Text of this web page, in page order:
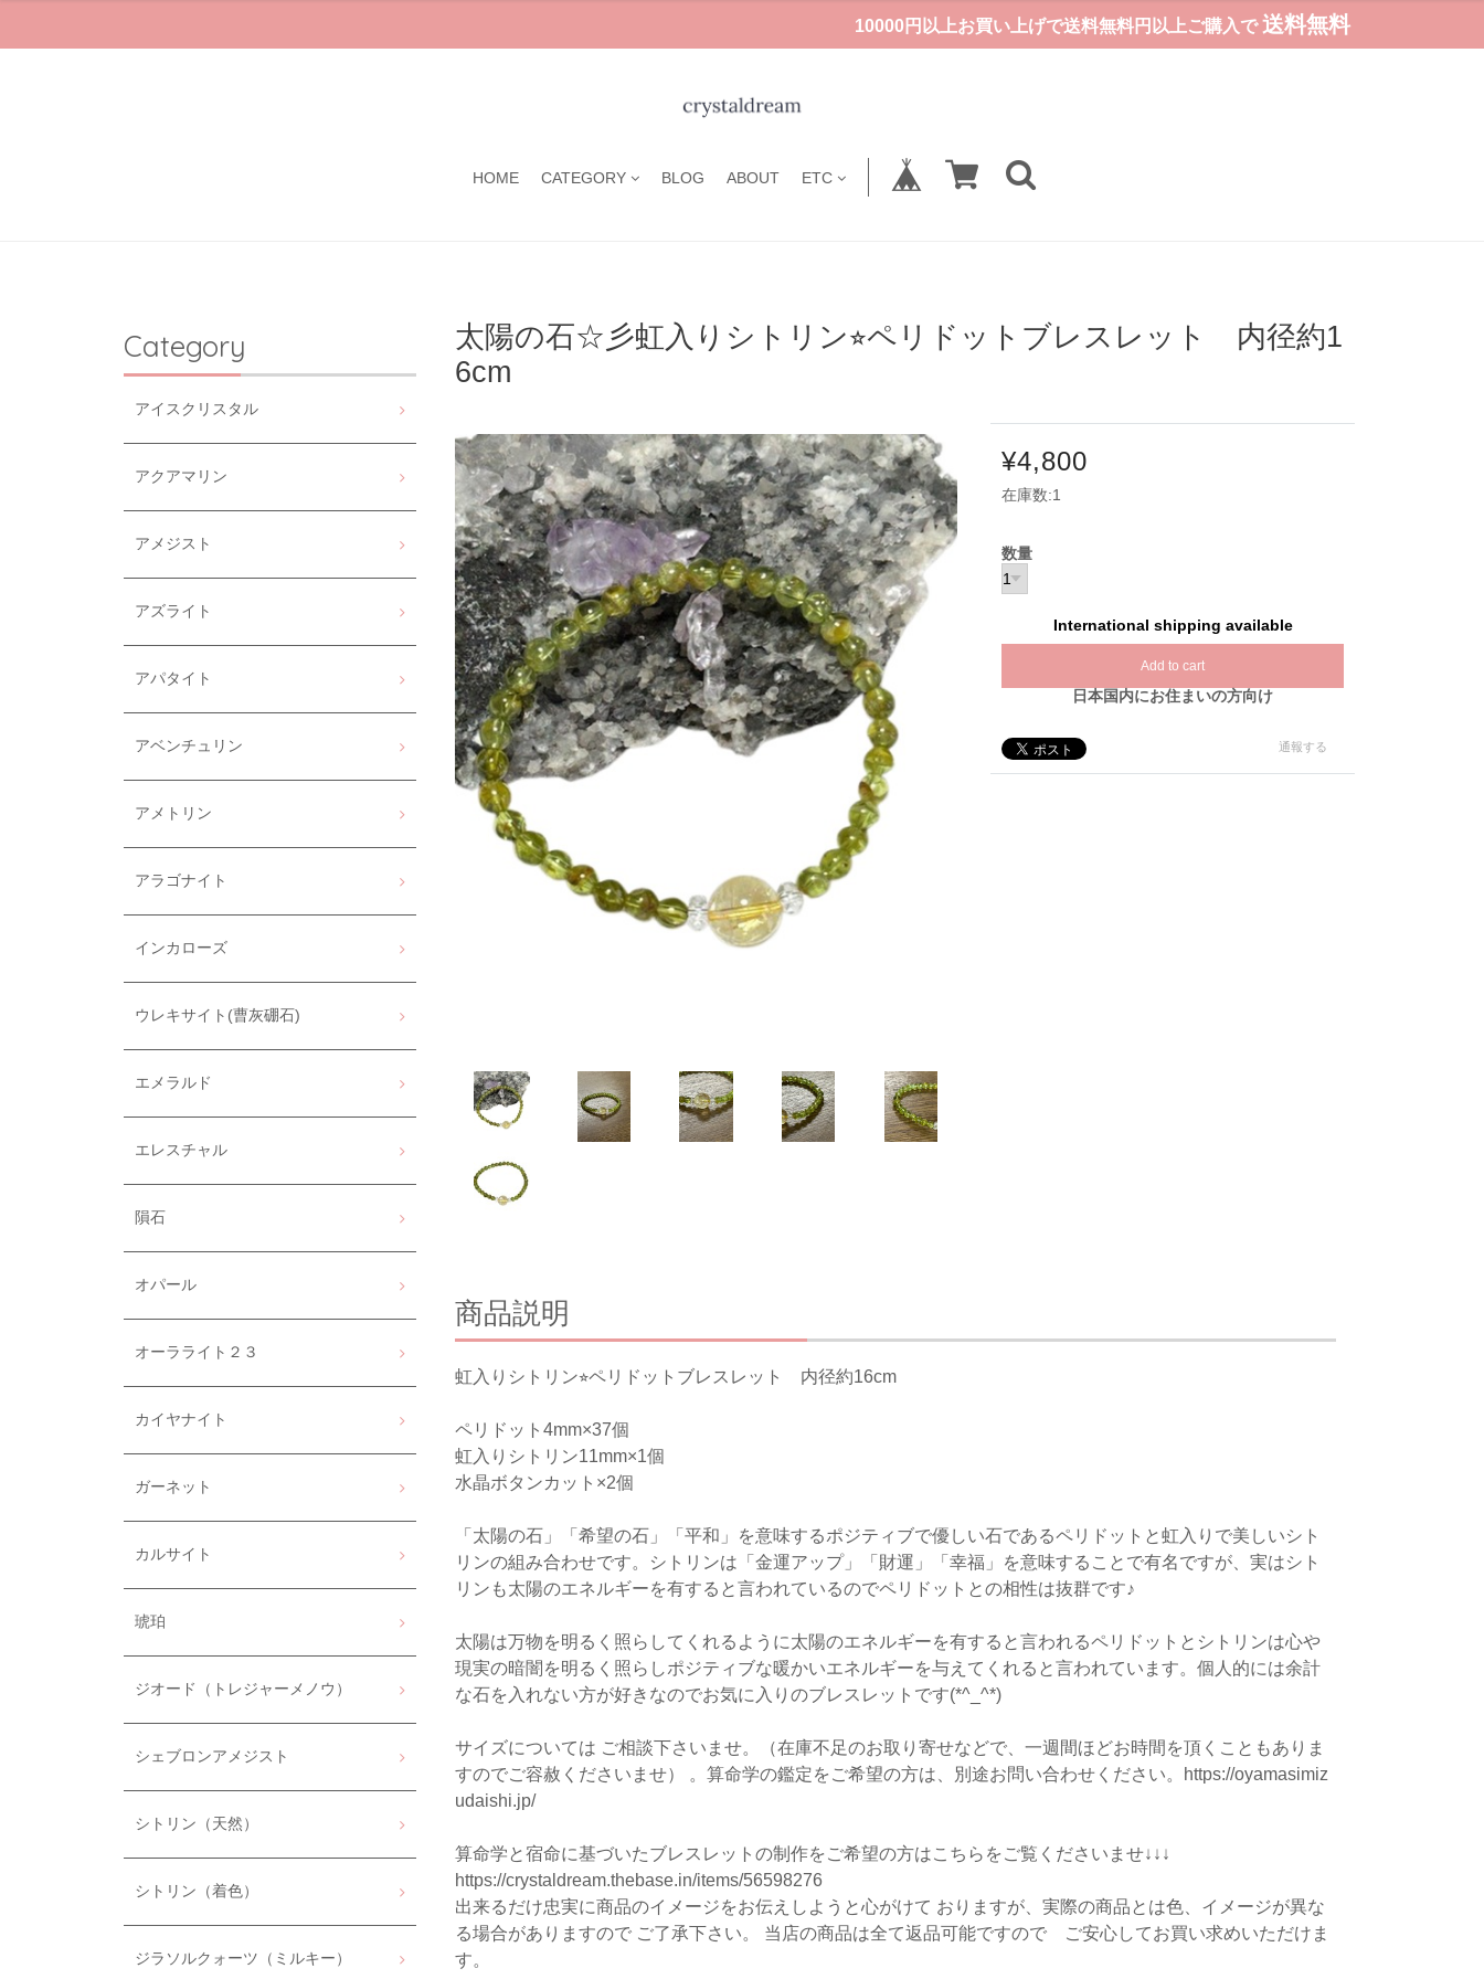
10000円以上お買い上げで送料無料円以上ご購入で 送料無料
HOME CATEGORY BLOG ABOUT ETC
太陽の石☆彡虹入りシトリン⭐︎ペリドットブレスレット 内径約1
6cm
¥4,800
在庫数:1
数量
International shipping available
Add to cart
日本国内にお住まいの方向け
通報する
商品説明
虹入りシトリン⭐︎ペリドットブレスレット 内径約16cm
ペリドット4mm×37個
虹入りシトリン11mm×1個
水晶ボタンカット×2個
「太陽の石」「希望の石」「平和」を意味するポジティブで優しい石であるペリドットと虹入りで美しいシト
リンの組み合わせです。シトリンは「金運アップ」「財運」「幸福」を意味することで有名ですが、実はシト
リンも太陽のエネルギーを有すると言われているのでペリドットとの相性は抜群です♪
太陽は万物を明るく照らしてくれるように太陽のエネルギーを有すると言われるペリドットとシトリンは心や
現実の暗闇を明るく照らしポジティブな暖かいエネルギーを与えてくれると言われています。個人的には余計
な石を入れない方が好きなのでお気に入りのブレスレットです(*^_^*)
サイズについては ご相談下さいませ。（在庫不足のお取り寄せなどで、一週間ほどお時間を頂くこともありま
すのでご容赦くださいませ） 。算命学の鑑定をご希望の方は、別途お問い合わせください。
https://oyamasimiz
udaishi.jp/
算命学と宿命に基づいたブレスレットの制作をご希望の方はこちらをご覧くださいませ↓↓↓
https://crystaldream.thebase.in/items/56598276
出来るだけ忠実に商品のイメージをお伝えしようと心がけて おりますが、実際の商品とは色、イメージが異な
る場合がありますので ご了承下さい。 当店の商品は全て返品可能ですので ご安心してお買い求めいただけま
す。
Category
アイスクリスタル
アクアマリン
アメジスト
アズライト
アパタイト
アベンチュリン
アメトリン
アラゴナイト
インカローズ
ウレキサイト(曹灰硼石)
エメラルド
エレスチャル
隕石
オパール
オーラライト２３
カイヤナイト
ガーネット
カルサイト
琥珀
ジオード（トレジャーメノウ）
シェブロンアメジスト
シトリン（天然）
シトリン（着色）
ジラソルクォーツ（ミルキー）